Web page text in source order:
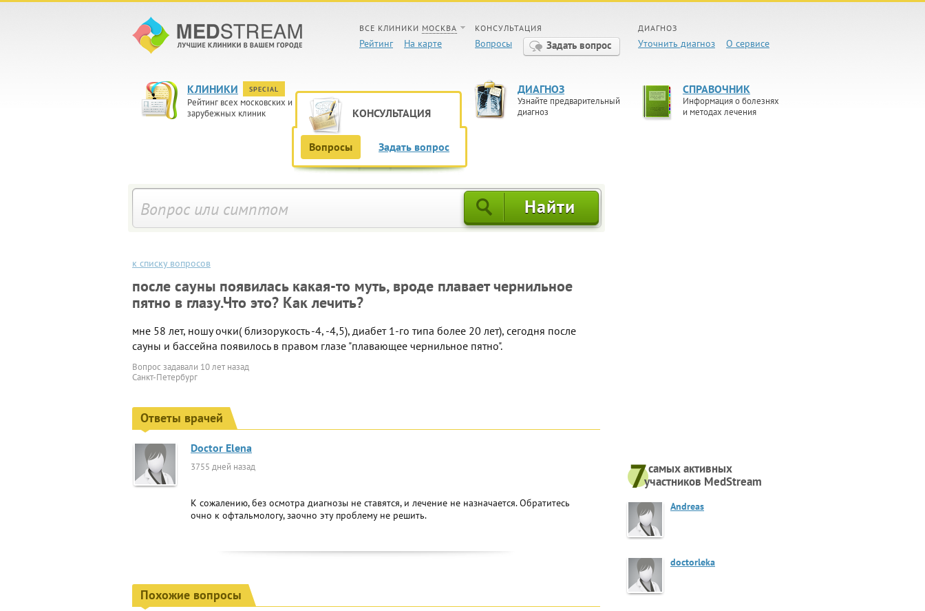
ВСЕ КЛИНИКИ МОСКВА
Рейтинг На карте
КОНСУЛЬТАЦИЯ
Вопросы Задать вопрос
ДИАГНОЗ
Уточнить диагноз О сервисе
КЛИНИКИ SPECIAL
Рейтинг всех московских и
зарубежных клиник
КОНСУЛЬТАЦИЯ
ДИАГНОЗ
Узнайте предварительный
диагноз
СПРАВОЧНИК
Информация о болезнях
и методах лечения
Вопросы Задать вопрос
к списку вопросов
после сауны появилась какая-то муть, вроде плавает чернильное
пятно в глазу.Что это? Как лечить?
мне 58 лет, ношу очки( близорукость -4, -4,5), диабет 1-го типа более 20 лет), сегодня после
сауны и бассейна появилось в правом глазе "плавающее чернильное пятно".
Вопрос задавали 10 лет назад
Санкт-Петербург
Ответы врачей
Doctor Elena
3755 дней назад
К сожалению, без осмотра диагнозы не ставятся, и лечение не назначается. Обратитесь
очно к офтальмологу, заочно эту проблему не решить.
Похожие вопросы
самых активныx
участников MedStream
Andreas
doctorleka